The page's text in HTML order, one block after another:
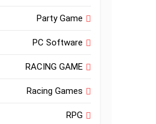
Party Game
PC Software
RACING GAME
Racing Games
RPG